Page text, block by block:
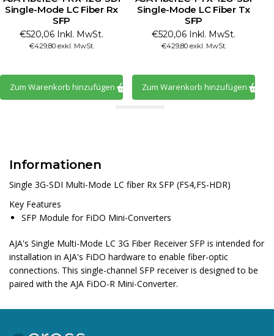
Single-Mode LC Fiber Rx
SFP
€520,06 Inkl. MwSt.
€429,80 exkl. MwSt.
Zum Warenkorb hinzufügen
Single-Mode LC Fiber Tx
SFP
€520,06 Inkl. MwSt.
€429,80 exkl. MwSt.
Zum Warenkorb hinzufügen
Informationen
Single 3G-SDI Multi-Mode LC fiber Rx SFP (FS4,FS-HDR)
Key Features
SFP Module for FiDO Mini-Converters
AJA's Single Multi-Mode LC 3G Fiber Receiver SFP is intended for
installation in AJA's FiDO hardware to enable fiber-optic
connections. This single-channel SFP receiver is designed to be
paired with the AJA FiDO-R Mini-Converter.